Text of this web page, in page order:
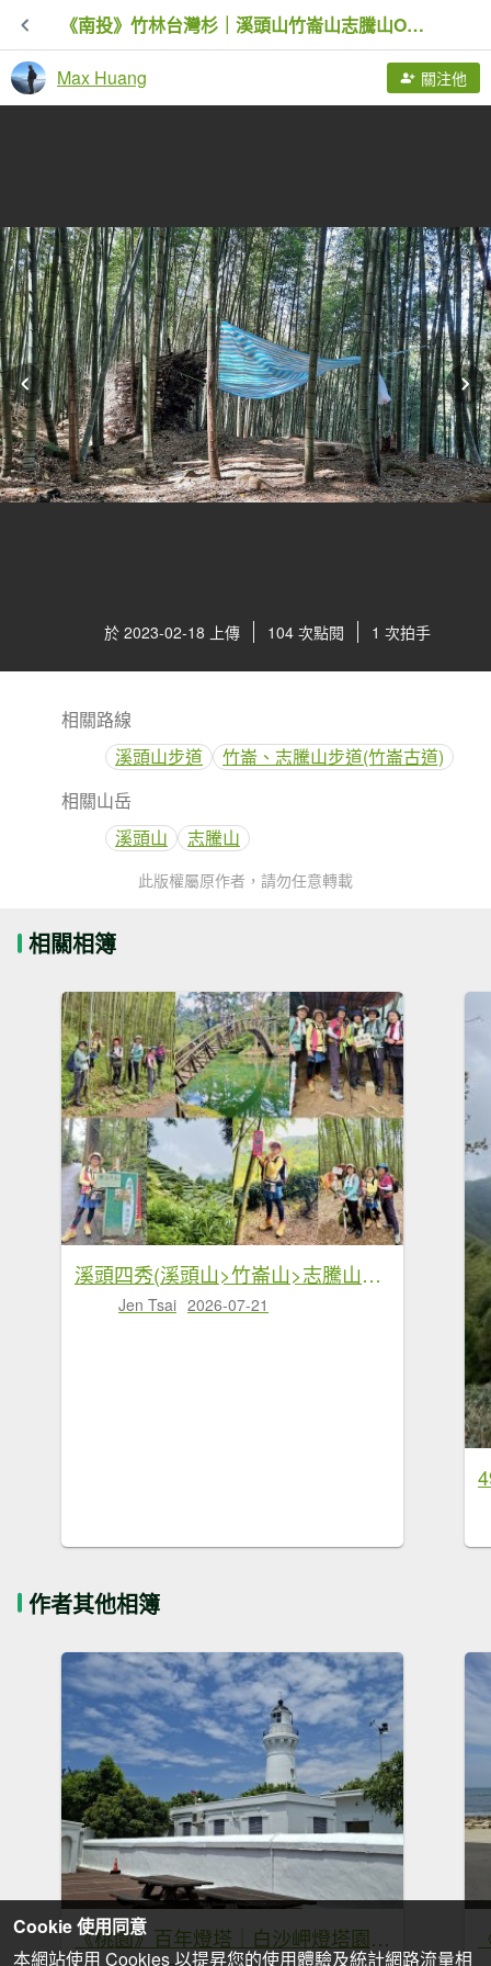
《南投》竹林台灣杉｜溪頭山竹崙山志騰山O繞20230218
Max Huang 關注他
於 2023-02-18 上傳 104 次點閱 1 次拍手
相關路線
溪頭山步道
竹崙、志騰山步道(竹崙古道)
相關山岳
溪頭山
志騰山
此版權屬原作者，請勿任意轉載
相關相簿
溪頭四秀(溪頭山>竹崙山>志騰山>快活林)走訪溪頭 訪好久不見的大學池
Jen Tsai 2026-07-21
作者其他相簿
《桃園》百年燈塔｜白沙岬燈塔園區步道20260725
Cookie 使用同意
本網站使用 Cookies 以提昇您的使用體驗及統計網路流量相